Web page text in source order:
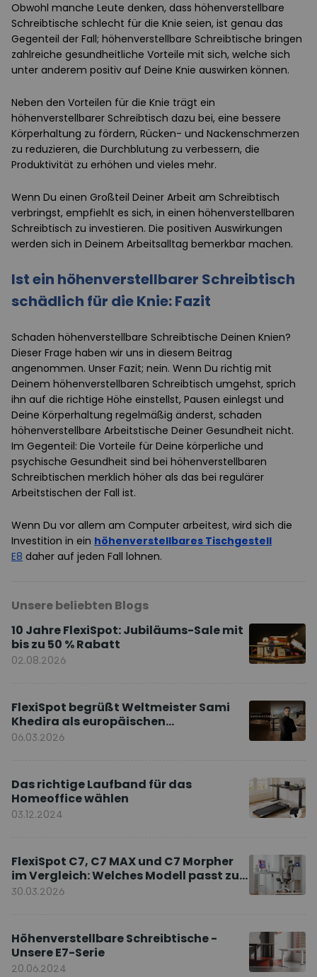
Obwohl manche Leute denken, dass höhenverstellbare
Schreibtische schlecht für die Knie seien, ist genau das
Gegenteil der Fall; höhenverstellbare Schreibtische bringen
zahlreiche gesundheitliche Vorteile mit sich, welche sich
unter anderem positiv auf Deine Knie auswirken können.
Neben den Vorteilen für die Knie trägt ein
höhenverstellbarer Schreibtisch dazu bei, eine bessere
Körperhaltung zu fördern, Rücken- und Nackenschmerzen
zu reduzieren, die Durchblutung zu verbessern, die
Produktivität zu erhöhen und vieles mehr.
Wenn Du einen Großteil Deiner Arbeit am Schreibtisch
verbringst, empfiehlt es sich, in einen höhenverstellbaren
Schreibtisch zu investieren. Die positiven Auswirkungen
werden sich in Deinem Arbeitsalltag bemerkbar machen.
Ist ein höhenverstellbarer Schreibtisch
schädlich für die Knie: Fazit
Schaden höhenverstellbare Schreibtische Deinen Knien?
Dieser Frage haben wir uns in diesem Beitrag
angenommen. Unser Fazit; nein. Wenn Du richtig mit
Deinem höhenverstellbaren Schreibtisch umgehst, sprich
ihn auf die richtige Höhe einstellst, Pausen einlegst und
Deine Körperhaltung regelmäßig änderst, schaden
höhenverstellbare Arbeitstische Deiner Gesundheit nicht.
Im Gegenteil: Die Vorteile für Deine körperliche und
psychische Gesundheit sind bei höhenverstellbaren
Schreibtischen merklich höher als das bei regulärer
Arbeitstischen der Fall ist.
Wenn Du vor allem am Computer arbeitest, wird sich die
Investition in ein höhenverstellbares Tischgestell
E8 daher auf jeden Fall lohnen.
Unsere beliebten Blogs
10 Jahre FlexiSpot: Jubiläums-Sale mit
bis zu 50 % Rabatt
02.08.2026
FlexiSpot begrüßt Weltmeister Sami
Khedira als europäischen
Markenbotschafter
06.03.2026
Das richtige Laufband für das
Homeoffice wählen
03.12.2024
FlexiSpot C7, C7 MAX und C7 Morpher
im Vergleich: Welches Modell passt zu
Ihnen?
30.03.2026
Höhenverstellbare Schreibtische -
Unsere E7-Serie
20.06.2024